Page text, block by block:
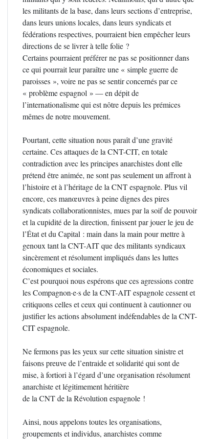
les militants de la base, dans leurs sections d’entreprise,
dans leurs unions locales, dans leurs syndicats et
fédérations respectives, pourraient bien empêcher leurs
directions de se livrer à telle folie ?
Certains pourraient préférer ne pas se positionner dans
ce qui pourrait leur paraître une « simple guerre de
paroisses », voire ne pas se sentir concernés par ce
« problème espagnol » — en dépit de
l’internationalisme qui est nôtre depuis les prémices
mêmes de notre mouvement.
Pourtant, cette situation nous paraît d’une gravité
certaine. Ces attaques de la CNT-CIT, en totale
contradiction avec les principes anarchistes dont elle
prétend être animée, ne sont pas seulement un affront à
l’histoire et à l’héritage de la CNT espagnole. Plus vil
encore, ces manœuvres à peine dignes des pires
syndicats collaborationnistes, mues par la soif de pouvoir
et la cupidité de la direction, finissent par jouer le jeu de
l’État et du Capital : main dans la main pour mettre à
genoux tant la CNT-AIT que des militants syndicaux
sincèrement et résolument impliqués dans les luttes
économiques et sociales.
C’est pourquoi nous espérons que ces agressions contre
les Compagnon·e·s de la CNT-AIT espagnole cessent et
critiquons celles et ceux qui continuent à cautionner ou
justifier les actions absolument indéfendables de la CNT-
CIT espagnole.
Ne fermons pas les yeux sur cette situation sinistre et
faisons preuve de l’entraide et solidarité qui sont de
mise, à fortiori à l’égard d’une organisation résolument
anarchiste et légitimement héritière
de la CNT de la Révolution espagnole !
Ainsi, nous appelons toutes les organisations,
groupements et individus, anarchistes comme